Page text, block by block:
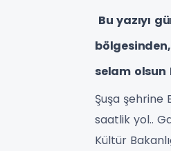
Bu yazıyı
selam olsun
Şuşa şehrine
saatlik yol..
Kültür